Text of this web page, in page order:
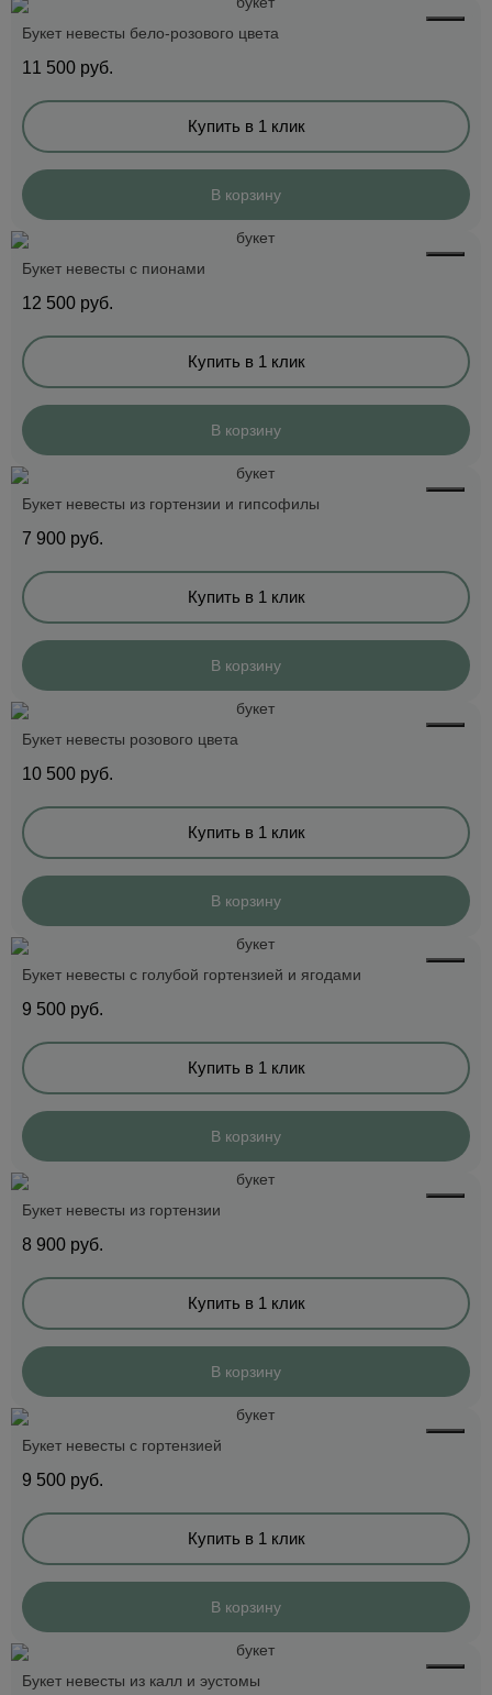
Букет невесты бело-розового цвета
11 500 руб.
Купить в 1 клик
В корзину
Букет невесты с пионами
12 500 руб.
Купить в 1 клик
В корзину
Букет невесты из гортензии и гипсофилы
7 900 руб.
Купить в 1 клик
В корзину
Букет невесты розового цвета
10 500 руб.
Купить в 1 клик
В корзину
Букет невесты с голубой гортензией и ягодами
9 500 руб.
Купить в 1 клик
В корзину
Букет невесты из гортензии
8 900 руб.
Купить в 1 клик
В корзину
Букет невесты с гортензией
9 500 руб.
Купить в 1 клик
В корзину
Букет невесты из калл и эустомы